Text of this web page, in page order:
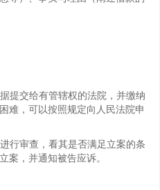
提交给有管辖权的法院，并缴纳
难，可以按照规定向人民法院申
行审查，看其是否满足立案的条
案，并通知被告应诉。